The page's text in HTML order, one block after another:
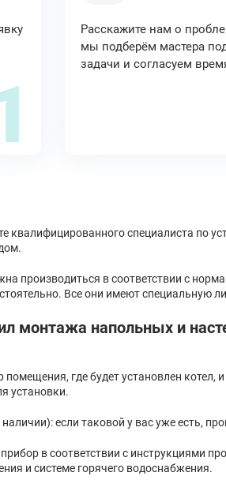
Расскажите нам о
мы подберём мастера
задачи и согласуем
квалифицированного специалиста по
производиться в соответствии с
Все они имеют специальную
монтажа напольных и
где будет установлен
установки.
если таковой у вас уже есть,
в соответствии с инструкциями
и системе горячего водоснабжения.